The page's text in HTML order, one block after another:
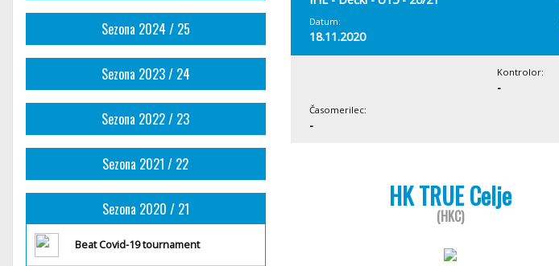
Sezona 2024 / 25
Sezona 2023 / 24
Sezona 2022 / 23
Sezona 2021 / 22
Sezona 2020 / 21
Beat Covid-19 tournament
Datum:
18.11.2020
Kontrolor:
-
Časomerilec:
-
HK TRUE Celje
(HKC)